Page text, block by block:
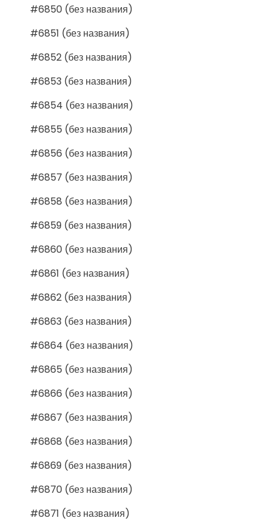
#6850 (без названия)
#6851 (без названия)
#6852 (без названия)
#6853 (без названия)
#6854 (без названия)
#6855 (без названия)
#6856 (без названия)
#6857 (без названия)
#6858 (без названия)
#6859 (без названия)
#6860 (без названия)
#6861 (без названия)
#6862 (без названия)
#6863 (без названия)
#6864 (без названия)
#6865 (без названия)
#6866 (без названия)
#6867 (без названия)
#6868 (без названия)
#6869 (без названия)
#6870 (без названия)
#6871 (без названия)